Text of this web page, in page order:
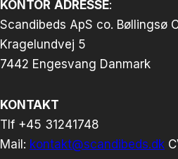
KONTOR ADRESSE:
Scandibeds ApS co. Bøllingsø
Kragelundvej 5
7442 Engesvang Danmark
KONTAKT
Tlf +45 31241748
Mail: kontakt@scandibeds.dk